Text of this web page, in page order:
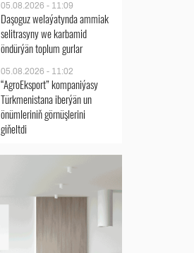
05.08.2026 - 11:09
Daşoguz welaýatynda ammiak
selitrasyny we karbamid
öndürýän toplum gurlar
05.08.2026 - 11:02
“AgroEksport” kompaniýasy
Türkmenistana iberýän un
önümleriniň görnüşlerini
giňeltdi